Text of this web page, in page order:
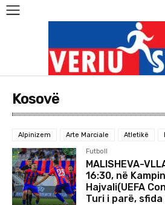
Kosovë
Alpinizem Arte Marciale Atletikë
Futboll
MALISHEVA-
16:30, në
Hajvali(UEFA
Turi i parë,